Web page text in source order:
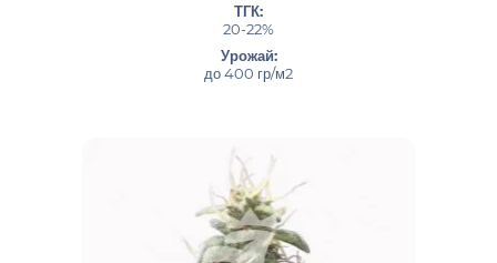
ТГК:
20-22%
Урожай:
до 400 гр/м2